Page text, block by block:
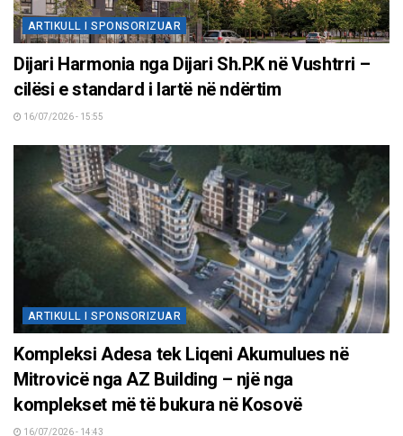
ARTIKULL I SPONSORIZUAR
Dijari Harmonia nga Dijari Sh.P.K në Vushtrri –
cilësi e standard i lartë në ndërtim
16/07/2026 - 15:55
ARTIKULL I SPONSORIZUAR
Kompleksi Adesa tek Liqeni Akumulues në
Mitrovicë nga AZ Building – një nga
komplekset më të bukura në Kosovë
16/07/2026 - 14:43